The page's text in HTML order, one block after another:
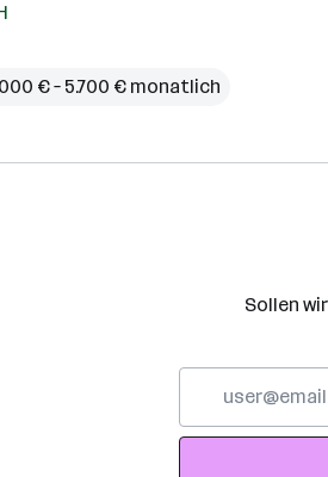
€ – 5.700 € monatlich
Sollen
Adresse